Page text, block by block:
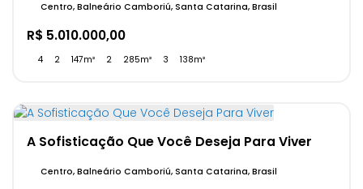
R$ 5.010.000,00
Centro, Balneário Camboriú, Santa Catarina, Brasil
4 2 147m² 2 285m² 3 138m²
A Sofisticação Que Você Deseja Para Viver
Centro, Balneário Camboriú, Santa Catarina, Brasil